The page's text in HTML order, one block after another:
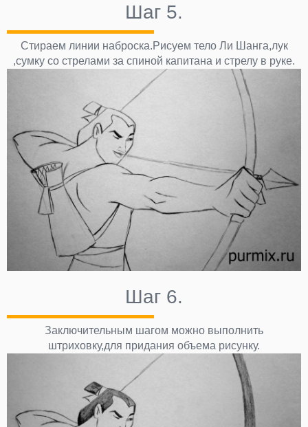
Шаг 5.
Стираем линии наброска.Рисуем тело Ли Шанга,лук
,сумку со стрелами за спиной капитана и стрелу в руке.
Шаг 6.
Заключительным шагом можно выполнить
штриховку,для придания объема рисунку.